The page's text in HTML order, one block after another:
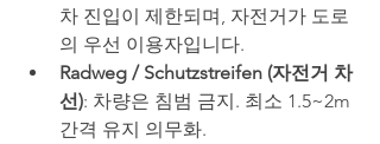
차 진입이 제한되며, 자전거가 도로
의 우선 이용자입니다.
Radweg / Schutzstreifen (자전거 차
선): 차량은 침범 금지. 최소 1.5~2m
간격 유지 의무화.